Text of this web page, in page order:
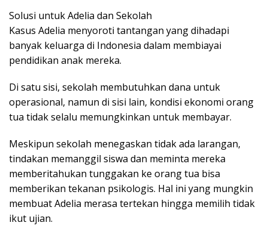
​Solusi untuk Adelia dan Sekolah
​Kasus Adelia menyoroti tantangan yang dihadapi
banyak keluarga di Indonesia dalam membiayai
pendidikan anak mereka.
Di satu sisi, sekolah membutuhkan dana untuk
operasional, namun di sisi lain, kondisi ekonomi orang
tua tidak selalu memungkinkan untuk membayar.
​Meskipun sekolah menegaskan tidak ada larangan,
tindakan memanggil siswa dan meminta mereka
memberitahukan tunggakan ke orang tua bisa
memberikan tekanan psikologis. Hal ini yang mungkin
membuat Adelia merasa tertekan hingga memilih tidak
ikut ujian.